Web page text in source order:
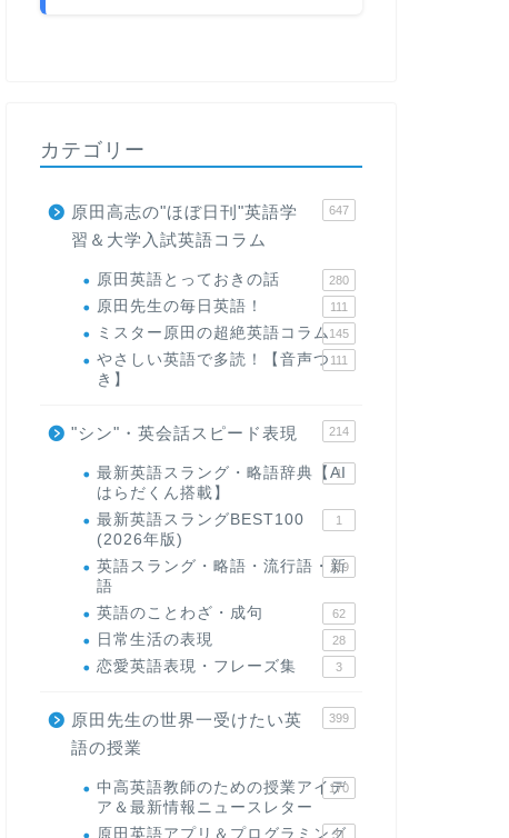
カテゴリー
原田高志の"ほぼ日刊"英語学
習＆大学入試英語コラム
647
原田英語とっておきの話 280
原田先生の毎日英語！ 111
ミスター原田の超絶英語コラム145
やさしい英語で多読！【音声つ
き】
111
"シン"・英会話スピード表現 214
最新英語スラング・略語辞典【AI
はらだくん搭載】
1
最新英語スラングBEST100
(2026年版)
1
英語スラング・略語・流行語・新
語
119
英語のことわざ・成句 62
日常生活の表現 28
恋愛英語表現・フレーズ集 3
原田先生の世界一受けたい英
語の授業
399
中高英語教師のための授業アイデ
ア＆最新情報ニュースレター
170
原田英語アプリ＆プログラミング
31